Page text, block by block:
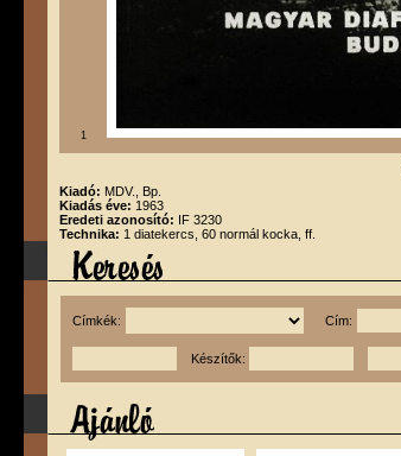
1
Kiadó: MDV., Bp.
Kiadás éve: 1963
Eredeti azonosító: IF 3230
Technika: 1 diatekercs, 60 normál kocka, ff.
Címkék: Cím:
Készítők: